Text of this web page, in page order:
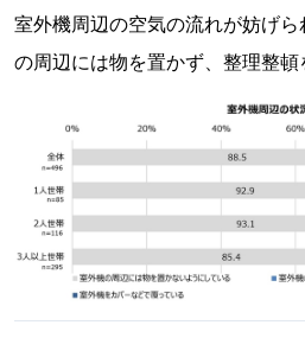
室外機周辺の空気の流れが妨げ
の周辺には物を置かず、整理整頓